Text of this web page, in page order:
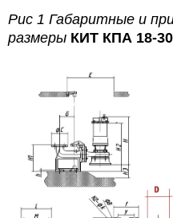
Рис 1 Габаритные и
размеры КИТ КПА 18-